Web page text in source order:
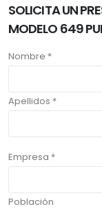
SOLICITA UN
MODELO 649
Nombre *
Apellidos *
Empresa *
Población